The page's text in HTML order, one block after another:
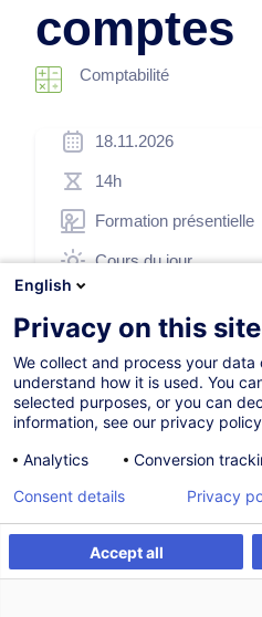
S'inscrire
comptes
Comptabilité
18.11.2026
14h
Formation présentielle
Cours du jour
002274
505,00EUR(+3% TVA)
Formation
English
Privacy on this site
We collect and process your
understand how it is used. You
selected purposes, or you can
information, see our privacy
Analytics
Conversion
Accept all
Consent details Privacy